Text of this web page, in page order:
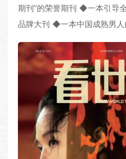
期刊”的荣誉期刊 ◆一本引导
品牌大刊 ◆一本中国成熟男人